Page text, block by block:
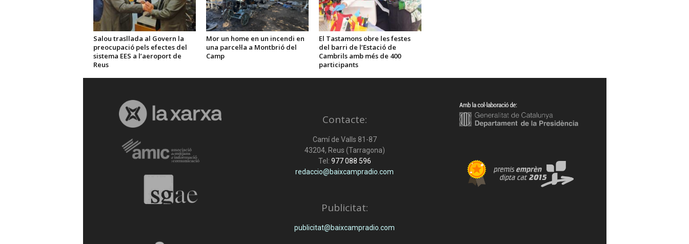
Salou trasllada al Govern la
preocupació pels efectes del
sistema EES a l’aeroport de
Reus
Mor un home en un incendi en
una parcel·la a Montbrió del
Camp
El Tastamons obre les festes
del barri de l’Estació de
Cambrils amb més de 400
participants
Contacte:
Camí de Valls 81-87
43204, Reus (Tarragona)
Tel: 977 088 596
redaccio@baixcampradio.com
Publicitat:
publicitat@baixcampradio.com